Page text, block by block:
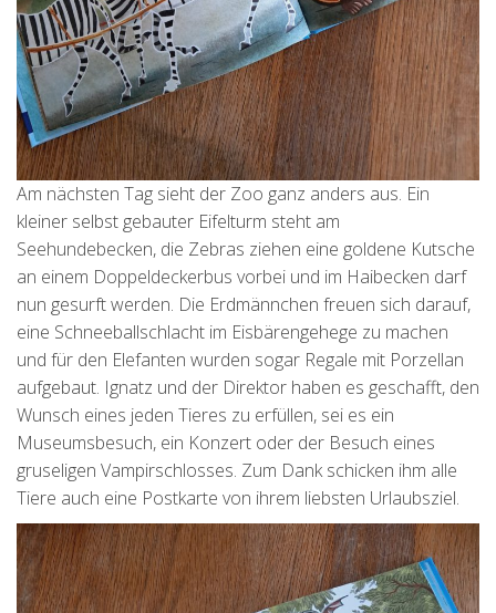
Am nächsten Tag sieht der Zoo ganz anders aus. Ein
kleiner selbst gebauter Eifelturm steht am
Seehundebecken, die Zebras ziehen eine goldene Kutsche
an einem Doppeldeckerbus vorbei und im Haibecken darf
nun gesurft werden. Die Erdmännchen freuen sich darauf,
eine Schneeballschlacht im Eisbärengehege zu machen
und für den Elefanten wurden sogar Regale mit Porzellan
aufgebaut. Ignatz und der Direktor haben es geschafft, den
Wunsch eines jeden Tieres zu erfüllen, sei es ein
Museumsbesuch, ein Konzert oder der Besuch eines
gruseligen Vampirschlosses. Zum Dank schicken ihm alle
Tiere auch eine Postkarte von ihrem liebsten Urlaubsziel.